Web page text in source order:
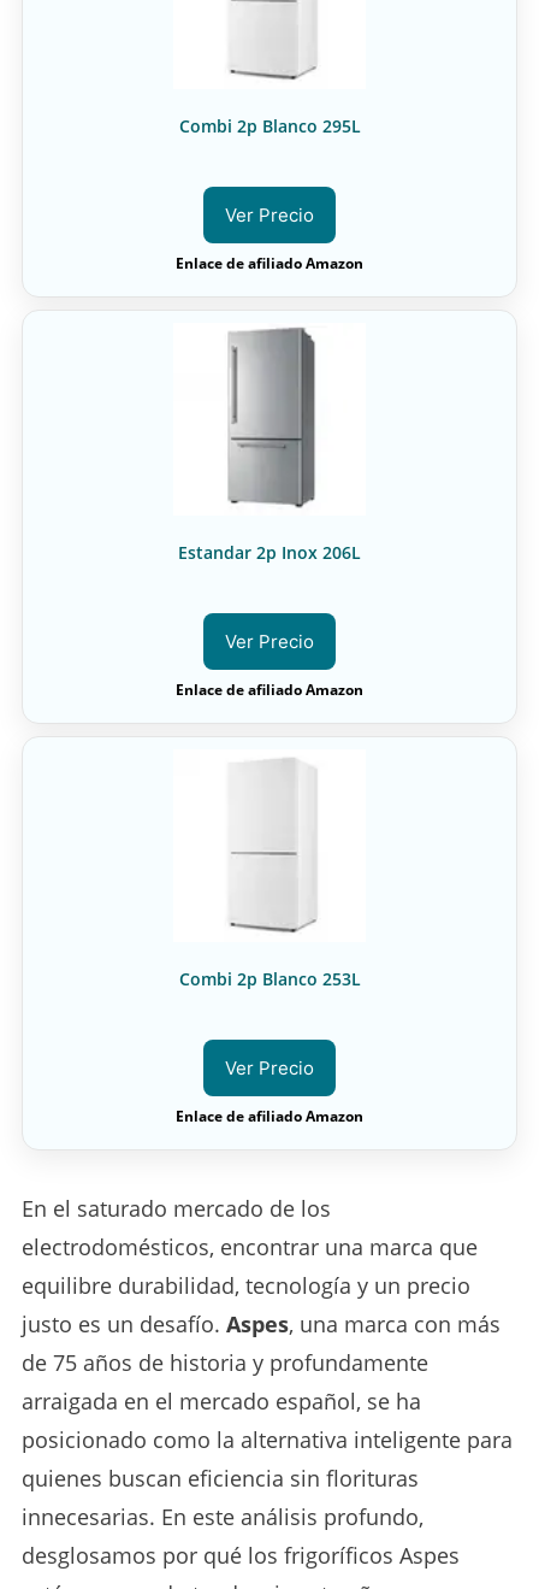
Combi 2p Blanco 295L
Ver Precio
Enlace de afiliado Amazon
Estandar 2p Inox 206L
Ver Precio
Enlace de afiliado Amazon
Combi 2p Blanco 253L
Ver Precio
Enlace de afiliado Amazon
En el saturado mercado de los
electrodomésticos, encontrar una marca que
equilibre durabilidad, tecnología y un precio
justo es un desafío. Aspes, una marca con más
de 75 años de historia y profundamente
arraigada en el mercado español, se ha
posicionado como la alternativa inteligente para
quienes buscan eficiencia sin florituras
innecesarias. En este análisis profundo,
desglosamos por qué los frigoríficos Aspes